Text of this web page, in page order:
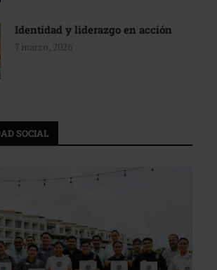
Identidad y liderazgo en acción
7 marzo, 2026
SOCIAL